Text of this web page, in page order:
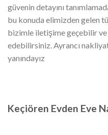
güvenin detayını
bu konuda elimizden gelen
bizimle iletişime geçebilir
edebilirsiniz. Ayrancı
yanındayız
Keçiören Evden Eve